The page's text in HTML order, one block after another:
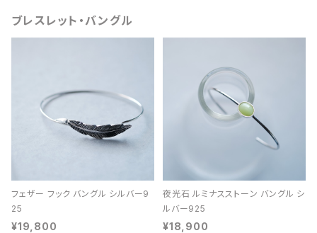
ブレスレット・バングル
フェザー フック バングル シルバー9
25
¥19,800
夜光石 ルミナスストーン バングル シ
ルバー925
¥18,900